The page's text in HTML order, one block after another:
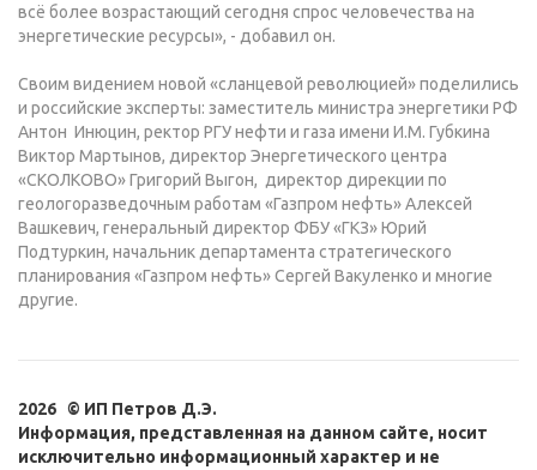
всё более возрастающий сегодня спрос человечества на
энергетические ресурсы», - добавил он.
Своим видением новой «сланцевой революцией» поделились
и российские эксперты: заместитель министра энергетики РФ
Антон Инюцин, ректор РГУ нефти и газа имени И.М. Губкина
Виктор Мартынов, директор Энергетического центра
«СКОЛКОВО» Григорий Выгон, директор дирекции по
геологоразведочным работам «Газпром нефть» Алексей
Вашкевич, генеральный директор ФБУ «ГКЗ» Юрий
Подтуркин, начальник департамента стратегического
планирования «Газпром нефть» Сергей Вакуленко и многие
другие.
2026 © ИП Петров Д.Э.
Информация, представленная на данном сайте, носит
исключительно информационный характер и не